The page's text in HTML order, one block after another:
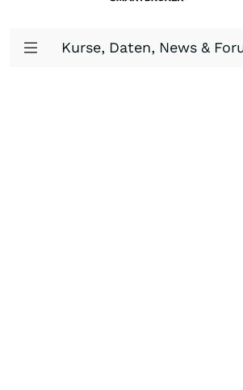
Kurse, Daten, News &